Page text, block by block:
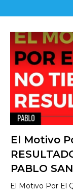
El Motivo
PABLO
El Motivo Por El